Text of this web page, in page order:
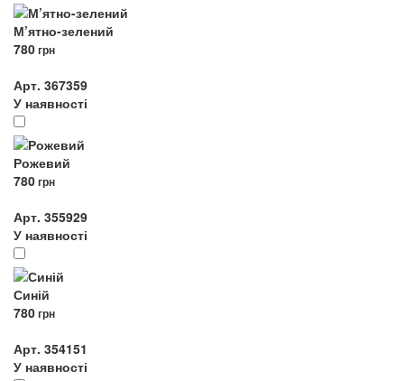
М’ятно-зелений
780грн
Арт. 367359
У наявності
Рожевий
780грн
Арт. 355929
У наявності
Синій
780грн
Арт. 354151
У наявності